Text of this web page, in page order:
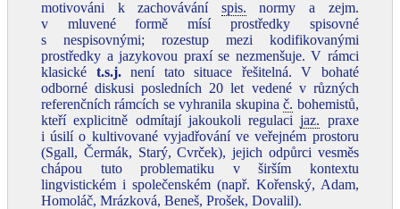
motivováni k zachovávání spis. normy a zejm.
v mluvené formě mísí prostředky spisovné
s nespisovnými; rozestup mezi kodifikovanými
prostředky a jazykovou praxí se nezmenšuje. V rámci
klasické t.s.j.není tato situace řešitelná. V bohaté
odborné diskusi posledních 20 let vedené v různých
referenčních rámcích se vyhranila skupinač. bohemistů,
kteří explicitně odmítají jakoukoli regulacijaz. praxe
i úsilí o kultivované vyjadřování ve veřejném prostoru
(Sgall, Čermák, Starý, Cvrček), jejich odpůrci vesměs
chápou tuto problematiku v širším kontextu
lingvistickém i společenském (např. Kořenský, Adam,
Homoláč, Mrázková, Beneš, Prošek, Dovalil).